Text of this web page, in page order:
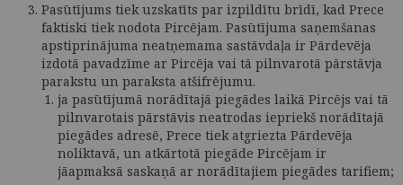
Pasūtījums tiek uzskatīts par izpildītu brīdī, kad Prece
faktiski tiek nodota Pircējam. Pasūtījuma saņemšanas
apstiprinājuma neatņemama sastāvdaļa ir Pārdevēja
izdotā pavadzīme ar Pircēja vai tā pilnvarotā pārstāvja
parakstu un paraksta atšifrējumu.
ja pasūtījumā norādītajā piegādes laikā Pircējs vai tā
pilnvarotais pārstāvis neatrodas iepriekš norādītajā
piegādes adresē, Prece tiek atgriezta Pārdevēja
noliktavā, un atkārtotā piegāde Pircējam ir
jāapmaksā saskaņā ar norādītajiem piegādes tarifiem;